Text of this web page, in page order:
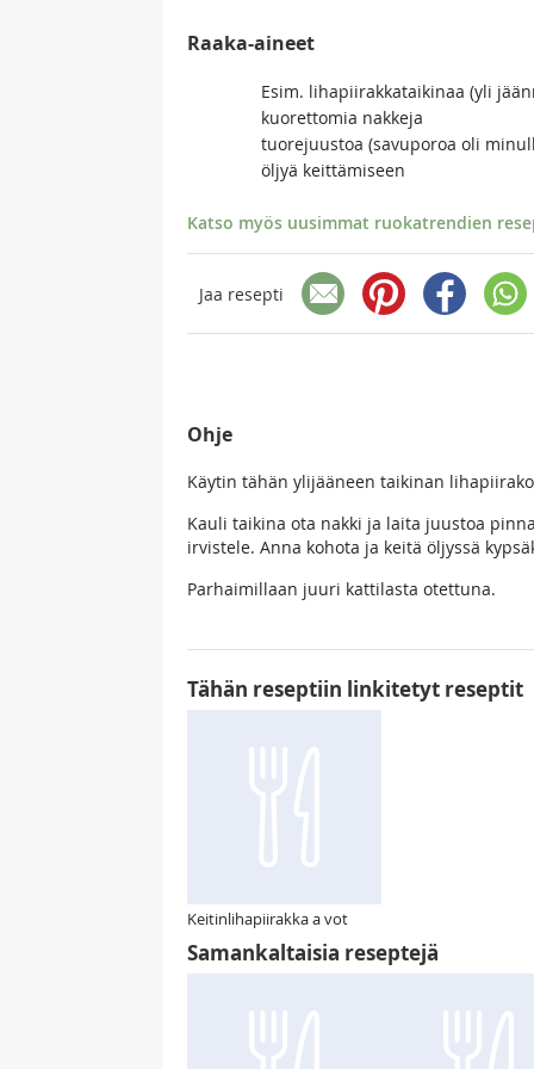
Raaka-aineet
Esim. lihapiirakkataikinaa (yli
kuorettomia nakkeja
tuorejuustoa (savuporoa oli
öljyä keittämiseen
Katso myös uusimmat ruokatrendien
Jaa resepti
Ohje
Käytin tähän ylijääneen taikinan
Kauli taikina ota nakki ja laita juustoa
irvistele. Anna kohota ja keitä öljyssä
Parhaimillaan juuri kattilasta otettuna.
Tähän reseptiin linkitetyt reseptit
Keitinlihapiirakka a vot
Samankaltaisia reseptejä